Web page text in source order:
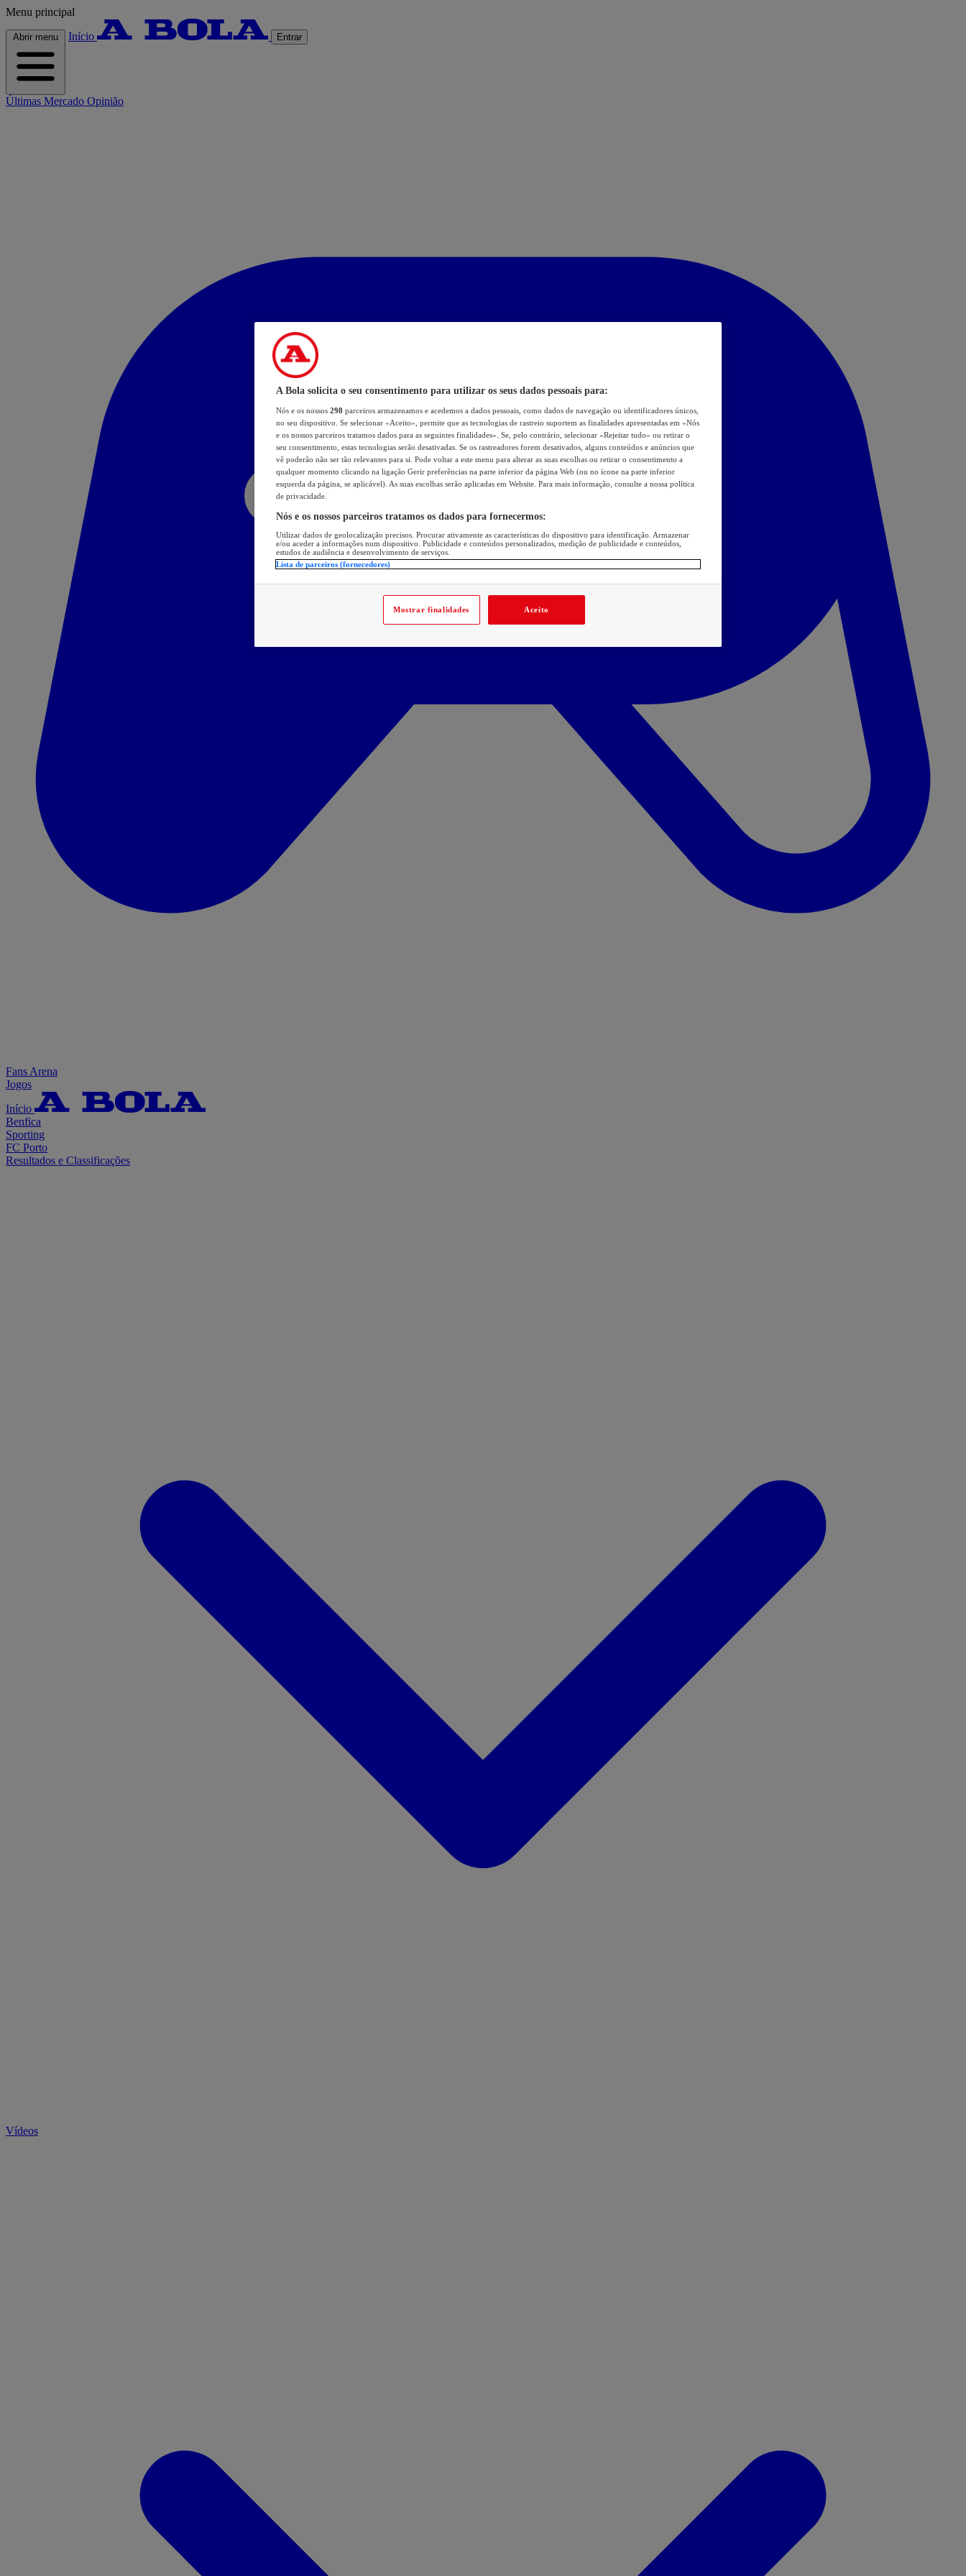
Menu principal
Abrir menu Início Entrar
Últimas Mercado Opinião
Fans Arena
Jogos
Início
Benfica
Sporting
FC Porto
Resultados e Classificações
Vídeos
A Bola solicita o seu consentimento para utilizar os seus dados pessoais para:
Nós e os nossos 298 parceiros armazenamos e acedemos a dados pessoais, como dados de navegação ou identificadores únicos,
no seu dispositivo. Se selecionar «Aceito», permite que as tecnologias de rastreio suportem as finalidades apresentadas em «Nós
e os nossos parceiros tratamos dados para as seguintes finalidades». Se, pelo contrário, selecionar «Rejeitar tudo» ou retirar o
seu consentimento, estas tecnologias serão desativadas. Se os rastreadores forem desativados, alguns conteúdos e anúncios que
vê poderão não ser tão relevantes para si. Pode voltar a este menu para alterar as suas escolhas ou retirar o consentimento a
qualquer momento clicando na ligação Gerir preferências na parte inferior da página Web (ou no ícone na parte inferior
esquerda da página, se aplicável). As suas escolhas serão aplicadas em Website. Para mais informação, consulte a nossa política
de privacidade.
Nós e os nossos parceiros tratamos os dados para fornecermos:
Utilizar dados de geolocalização precisos. Procurar ativamente as características do dispositivo para identificação. Armazenar
e/ou aceder a informações num dispositivo. Publicidade e conteúdos personalizados, medição de publicidade e conteúdos,
estudos de audiência e desenvolvimento de serviços.
Lista de parceiros (fornecedores)
Mostrar finalidades Aceito